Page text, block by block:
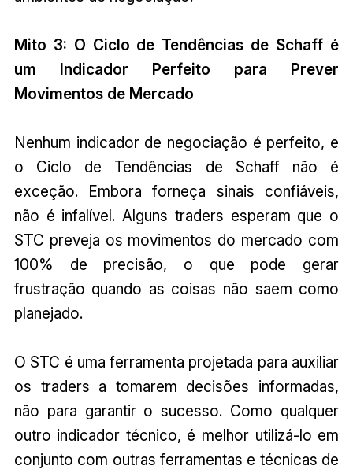
Mito 3: O Ciclo de Tendências de Schaff é
um Indicador Perfeito para Prever
Movimentos de Mercado
Nenhum indicador de negociação é perfeito, e
o Ciclo de Tendências de Schaff não é
exceção. Embora forneça sinais confiáveis,
não é infalível. Alguns traders esperam que o
STC preveja os movimentos do mercado com
100% de precisão, o que pode gerar
frustração quando as coisas não saem como
planejado.
O STC é uma ferramenta projetada para auxiliar
os traders a tomarem decisões informadas,
não para garantir o sucesso. Como qualquer
outro indicador técnico, é melhor utilizá-lo em
conjunto com outras ferramentas e técnicas de